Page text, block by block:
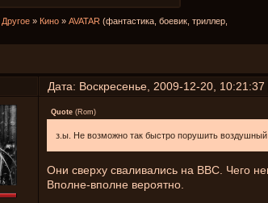
Другое » Кино » AVATAR (фантастика, боевик, триллер,
Дата: Воскресенье, 2009-12-20,
Quote (Rom)
з.ы. Не возможно так быстро порушить воздушный
Они сверху сваливались на ВВС. Чего
Вполне-вполне вероятно.